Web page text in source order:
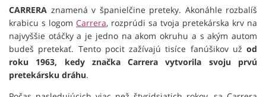
CARRERA znamená v španielčine preteky. Akonáhle rozbalíš
krabicu s logom Carrera, rozprúdi sa tvoja pretekárska krv na
najvyššie otáčky a je jedno na akom okruhu a s akým autom
budeš pretekať. Tento pocit zažívajú tisíce fanúšikov už od
roku 1963, kedy značka Carrera vytvorila svoju prvú
pretekársku dráhu.